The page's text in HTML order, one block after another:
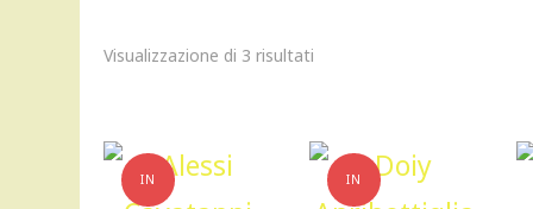
Visualizzazione di 3 risultati
IN IN